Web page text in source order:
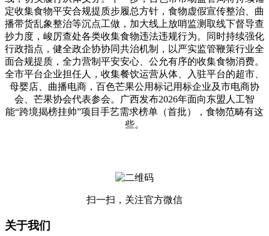
定收集食物平安合规提质步履总方针，食物虚假宣传整治、曲
播带货乱象整治等沉点工做，加大线上放哨监测取线下督导查
抄力度，峻厉查处各类收集食物违法违规行为。同时持续强化
行政指点，健全政企协协同共治机制，以严实监管鞭策行业全
面合规提质，全力营制平安安心、公允有序的收集食物消费。
全市平台企业担任人，收集餐饮运营从体、入驻平台的超市、
母婴店、曲播电商，百色芒果公用标记用标企业及市电商协
会、芒果协会代表参会。广西发布2026年面向东盟人工智
能“跨境揭榜挂帅”项目手艺需求榜单（首批），食物范畴有这
些。
扫一扫，关注官方微信
关于我们